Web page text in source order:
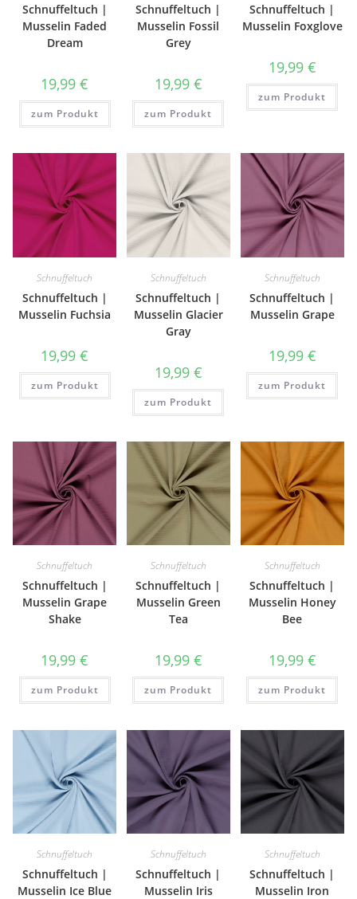
Schnuffeltuch |
Musselin Faded
Dream
19,99€
zum Produkt
Schnuffeltuch |
Musselin Fossil
Grey
19,99 €
zum Produkt
Schnuffeltuch |
Musselin Foxglove
19,99 €
zum Produkt
Schnuffeltuch
Schnuffeltuch |
Musselin Fuchsia
19,99€
zum Produkt
Schnuffeltuch
Schnuffeltuch |
Musselin Glacier
Gray
19,99 €
zum Produkt
Schnuffeltuch
Schnuffeltuch |
Musselin Grape
19,99 €
zum Produkt
Schnuffeltuch
Schnuffeltuch |
Musselin Grape
Shake
19,99€
zum Produkt
Schnuffeltuch
Schnuffeltuch |
Musselin Green
Tea
19,99 €
zum Produkt
Schnuffeltuch
Schnuffeltuch |
Musselin Honey
Bee
19,99 €
zum Produkt
Schnuffeltuch
Schnuffeltuch |
Musselin Ice Blue
Schnuffeltuch
Schnuffeltuch |
Musselin Iris
Schnuffeltuch
Schnuffeltuch |
Musselin Iron